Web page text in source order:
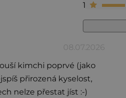
1
je 5 z 5 hviezdičiek.
08.07.2026
kimchi poprvé (jako
přirozená kyselost,
nelze přestat jíst :-)